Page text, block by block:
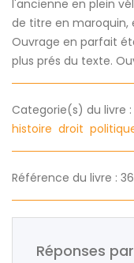
l'ancienne en plein
de titre en maroquin,
Ouvrage en parfait
plus prés du texte.
Categorie(s) du livre :
histoire droit
Référence du livre :
Réponses